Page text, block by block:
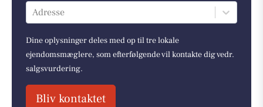
Adresse
Dine oplysninger deles med op til tre lokale
ejendomsmæglere, som efterfølgende vil kontakte dig vedr.
salgsvurdering.
Bliv kontaktet